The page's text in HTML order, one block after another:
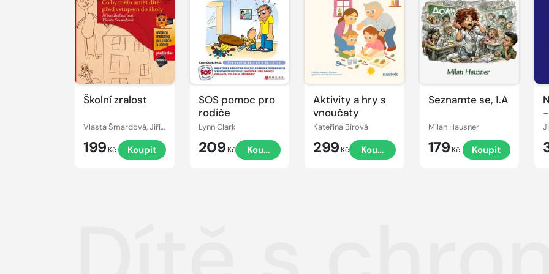
Školní zralost
Vlasta Šmardová, Jiřina Bednářová
199 Kč Koupit
SOS pomoc pro
rodiče
Lynn Clark
209 Kč Koupit
Aktivity a hry s
vnoučaty
Kateřina Bírová
299 Kč Koupit
Seznamte se, 1.A
Milan Hausner
179 Kč Koupit